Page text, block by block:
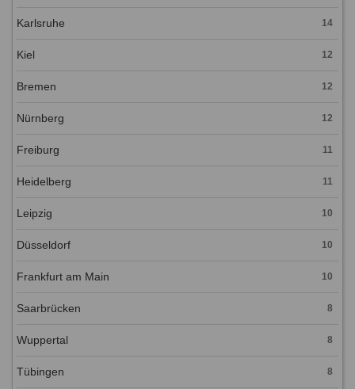
Karlsruhe 14
Kiel 12
Bremen 12
Nürnberg 12
Freiburg 11
Heidelberg 11
Leipzig 10
Düsseldorf 10
Frankfurt am Main 10
Saarbrücken 8
Wuppertal 8
Tübingen 8